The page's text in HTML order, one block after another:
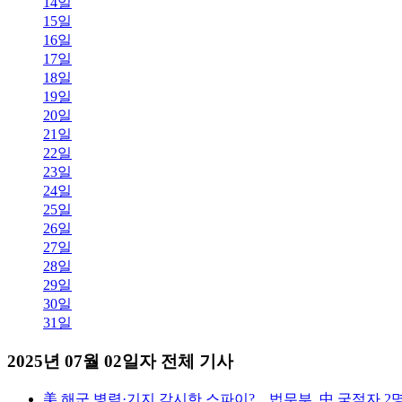
15일
16일
17일
18일
19일
20일
21일
22일
23일
24일
25일
26일
27일
28일
29일
30일
31일
2025년 07월 02일자 전체 기사
美 해군 병력·기지 감시한 스파이?…법무부, 中 국적자 2